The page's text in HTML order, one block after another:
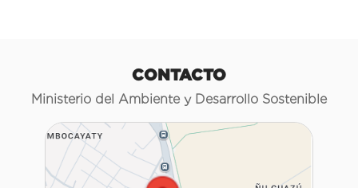
CONTACTO
Ministerio del Ambiente y Desarrollo Sostenible